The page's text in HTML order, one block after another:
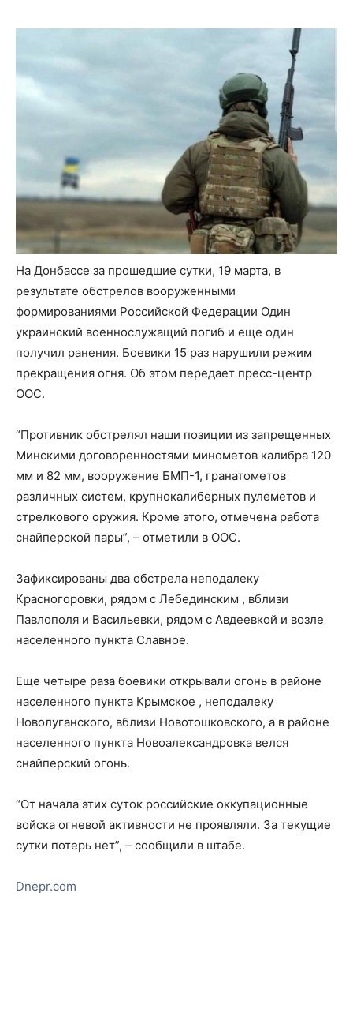
На Донбассе за прошедшие сутки, 19 марта, в
результате обстрелов вооруженными
формированиями Российской Федерации Один
украинский военнослужащий погиб и еще один
получил ранения. Боевики 15 раз нарушили режим
прекращения огня. Об этом передает пресс-центр
ООС.
“Противник обстрелял наши позиции из запрещенных
Минскими договоренностями минометов калибра 120
мм и 82 мм, вооружение БМП-1, гранатометов
различных систем, крупнокалиберных пулеметов и
стрелкового оружия. Кроме этого, отмечена работа
снайперской пары”, – отметили в ООС.
Зафиксированы два обстрела неподалеку
Красногоровки, рядом с Лебединским , вблизи
Павлополя и Васильевки, рядом с Авдеевкой и возле
населенного пункта Славное.
Еще четыре раза боевики открывали огонь в районе
населенного пункта Крымское , неподалеку
Новолуганского, вблизи Новотошковского, а в районе
населенного пункта Новоалександровка велся
снайперский огонь.
“От начала этих суток российские оккупационные
войска огневой активности не проявляли. За текущие
сутки потерь нет”, – сообщили в штабе.
Dnepr.com